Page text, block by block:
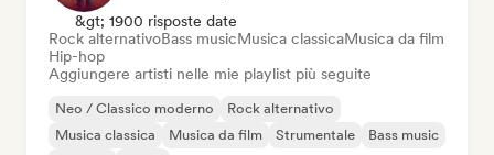
&gt; 1900 risposte date
Rock alternativoBass musicMusica classicaMusica da film
Hip-hop
Aggiungere artisti nelle mie playlist più seguite
Neo / Classico moderno
Rock alternativo
Musica classica
Musica da film Strumentale
Bass music